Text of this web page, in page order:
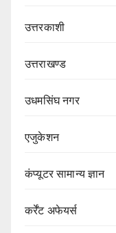
उत्तरकाशी
उत्तराखण्ड
उधमसिंघ नगर
एजुकेशन
कंप्यूटर सामान्य ज्ञान
कर्रेंट अफेयर्स